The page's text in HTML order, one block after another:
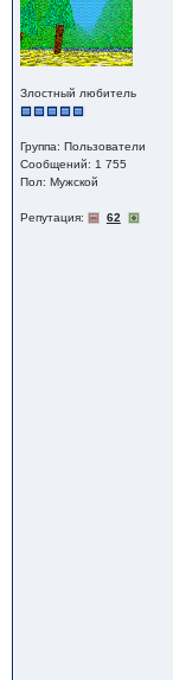
Злостный любитель
Группа: Пользователи
Сообщений: 1 755
Пол: Мужской
Репутация: 62